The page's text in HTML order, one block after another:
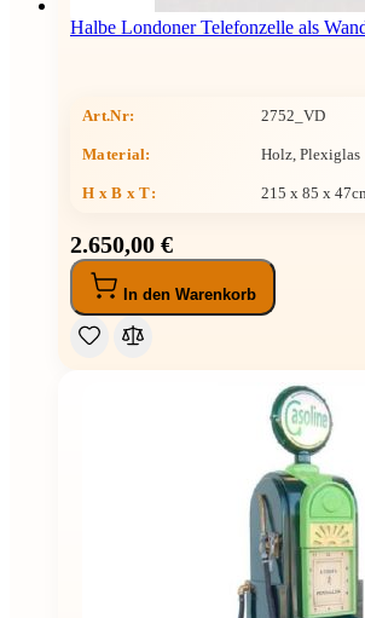
Halbe Londoner Telefonzelle als
Art.Nr: 2752_VD
Material: Holz, Plexiglas
H x B x T: 215 x 85 x
2.650,00 €
In den Warenkorb